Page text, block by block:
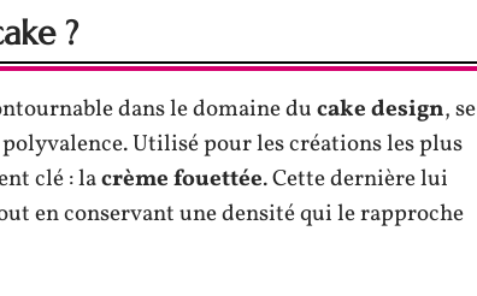
?
dans le domaine ducake design, se
Utilisé pour les créations les plus
clé : lacrème fouettée. Cette dernière lui
en conservant une densité qui le rapproche